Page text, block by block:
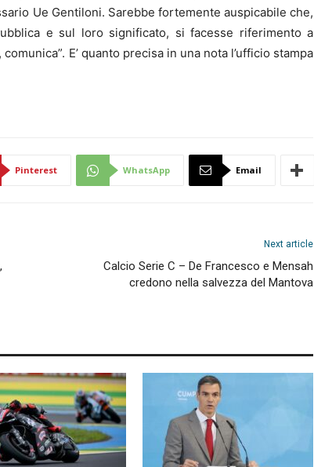
Ue Gentiloni. Sarebbe fortemente auspicabile che,
e sul loro significato, si facesse riferimento a
E’ quanto precisa in una nota l’ufficio stampa
Pinterest WhatsApp Email
Next article
Calcio Serie C – De Francesco e Mensah
credono nella salvezza del Mantova